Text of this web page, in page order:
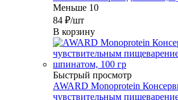
Меньше 10
84 ₽/шт
В корзину
Быстрый просмотр
AWARD Monoprotein
чувствительным